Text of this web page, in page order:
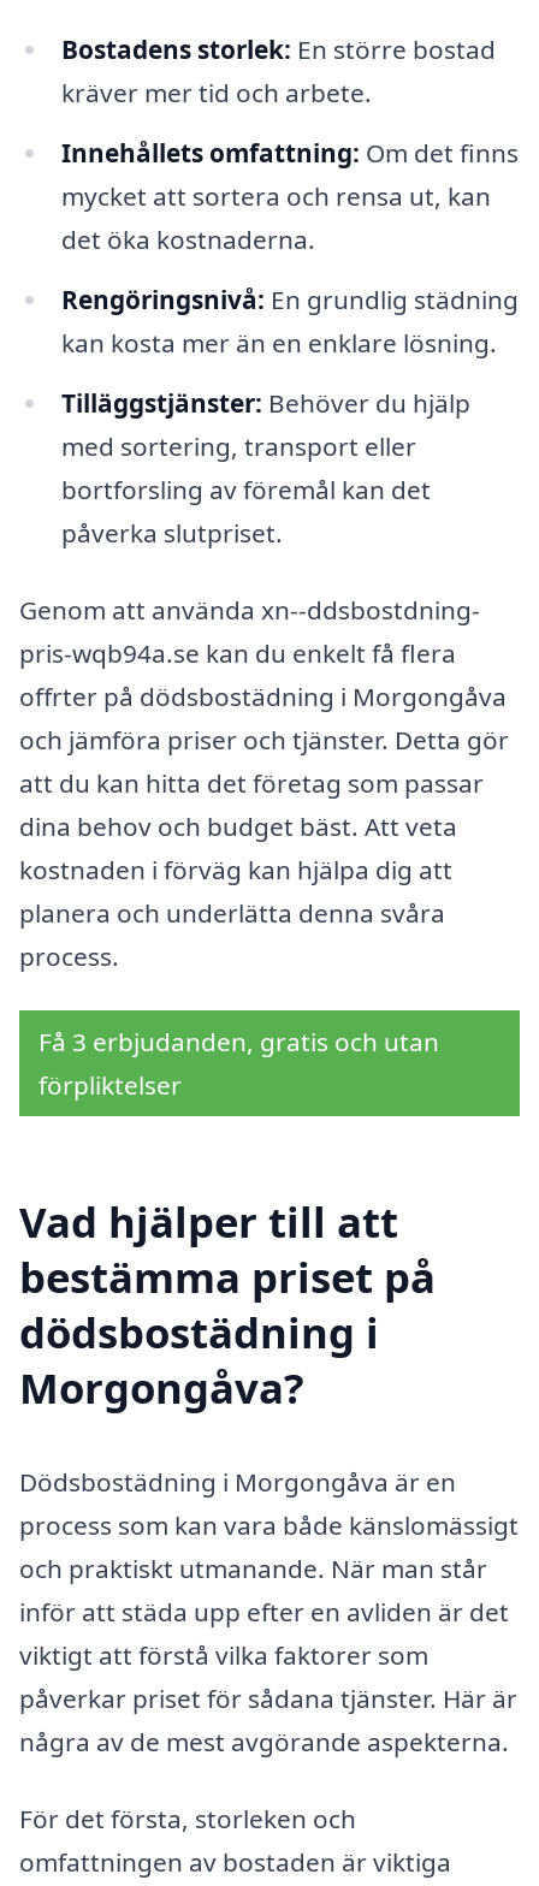
Bostadens storlek: En större bostad
kräver mer tid och arbete.
Innehållets omfattning: Om det finns
mycket att sortera och rensa ut, kan
det öka kostnaderna.
Rengöringsnivå: En grundlig städning
kan kosta mer än en enklare lösning.
Tilläggstjänster: Behöver du hjälp
med sortering, transport eller
bortforsling av föremål kan det
påverka slutpriset.
Genom att använda xn--ddsbostdning-
pris-wqb94a.se kan du enkelt få flera
offrter på dödsbostädning i Morgongåva
och jämföra priser och tjänster. Detta gör
att du kan hitta det företag som passar
dina behov och budget bäst. Att veta
kostnaden i förväg kan hjälpa dig att
planera och underlätta denna svåra
process.
Få 3 erbjudanden, gratis och utan
förpliktelser
Vad hjälper till att
bestämma priset på
dödsbostädning i
Morgongåva?
Dödsbostädning i Morgongåva är en
process som kan vara både känslomässigt
och praktiskt utmanande. När man står
inför att städa upp efter en avliden är det
viktigt att förstå vilka faktorer som
påverkar priset för sådana tjänster. Här är
några av de mest avgörande aspekterna.
För det första, storleken och
omfattningen av bostaden är viktiga